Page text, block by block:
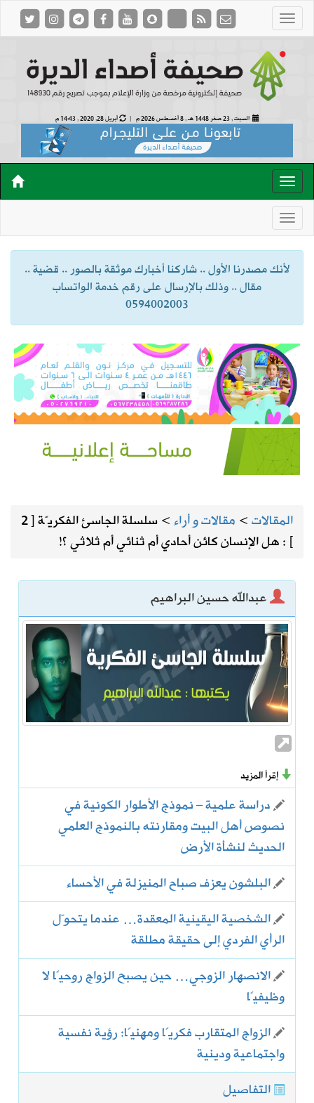
السبت , 23 صفر 1448 هـ , 8 أغسطس 2026 م | أبريل 28, 2020 , 14:43 م
لأنك مصدرنا الأول .. شاركنا أخبارك موثقة بالصور .. قضية ..
مقال .. وذلك بالإرسال على رقم خدمة الواتساب
0594002003
المقالات> مقالات و أراء>
سلسلة الجاسئ الفكريّة [ 2
] : هل الإنسان كائن أحادي أم ثنائي أم ثلاثي ؟!
عبدالله حسين البراهيم
إقرأ المزيد
دراسة علمية – نموذج الأطوار الكونية في
نصوص أهل البيت ومقارنته بالنموذج العلمي
الحديث لنشأة الأرض
البلشون يعزف صباح المنيزلة في الأحساء
الشخصية اليقينية المعقدة… عندما يتحوّل
الرأي الفردي إلى حقيقة مطلقة
الانصهار الزوجي… حين يصبح الزواج روحيًا لا
وظيفيًا
الزواج المتقارب فكريًا ومهنيًا: رؤية نفسية
واجتماعية ودينية
التفاصيل